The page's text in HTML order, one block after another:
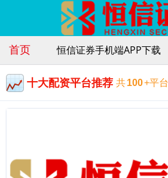
首页 恒信证券手机端APP下载
十大配资平台推荐 共100+平台